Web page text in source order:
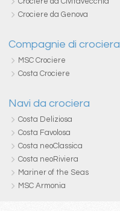
Crociere da Genova
Compagnie di crociera
MSC Crociere
Costa Crociere
Navi da crociera
Costa Deliziosa
Costa Favolosa
Costa neoClassica
Costa neoRiviera
Mariner of the Seas
MSC Armonia